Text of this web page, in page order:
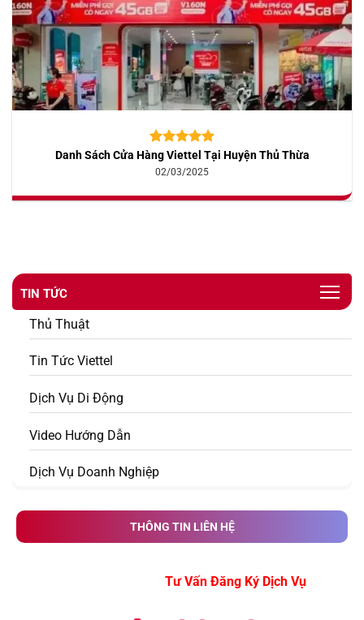
TIN TỨC
Thủ Thuật
Tin Tức Viettel
Dịch Vụ Di Động
Video Hướng Dẫn
Dịch Vụ Doanh Nghiệp
THÔNG TIN LIÊN HỆ
Tư Vấn Đăng Ký Dịch Vụ
5.00trên 5
dựa trên
10
Danh Sách Cửa Hàng Viettel Tại Huyện Thủ Thừa
02/03/2025